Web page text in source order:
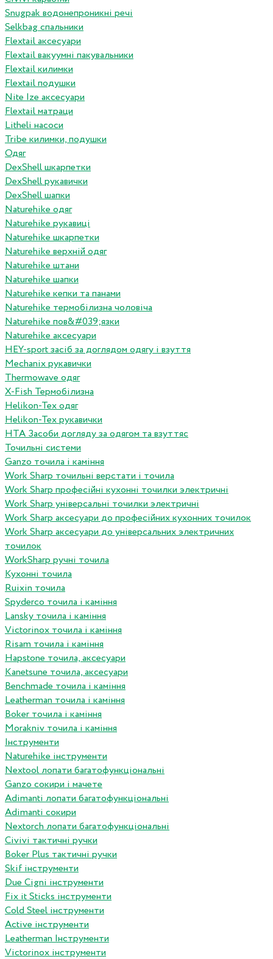
Snugpak водонепроникні речі
Selkbag спальники
Flextail аксесуари
Flextail вакуумні пакувальники
Flextail килимки
Flextail подушки
Nite Ize аксесуари
Flextail матраци
Litheli насоси
Tribe килимки, подушки
Одяг
DexShell шкарпетки
DexShell рукавички
DexShell шапки
Naturehike одяг
Naturehike рукавиці
Naturehike шкарпетки
Naturehike верхній одяг
Naturehike штани
Naturehike шапки
Naturehike кепки та панами
Naturehike термобілизна чоловіча
Naturehike пов&#039;язки
Naturehike аксесуари
HEY-sport засіб за доглядом одягу і взуття
Mechanix рукавички
Thermowave одяг
X-Fish Термобілизна
Helikon-Tex одяг
Helikon-Tex рукавички
HTA Засоби догляду за одягом та взуттяс
Точильні системи
Ganzo точила і каміння
Work Sharp точильні верстати і точила
Work Sharp професiйнi кухоннi точилки электричнi
Work Sharp унiверсальнi точилки электричнi
Work Sharp аксесуари до професiйних кухонних точилок
Work Sharp аксесуари до унiверсальних электричних
точилок
WorkSharp ручні точила
Кухонні точила
Ruixin точила
Spyderco точила і каміння
Lansky точила і каміння
Victorinox точила і каміння
Risam точила і каміння
Hapstone точила, аксесуари
Kanetsune точила, аксесуари
Benchmade точила і каміння
Leatherman точила і каміння
Boker точила і каміння
Morakniv точила і каміння
Інструменти
Naturehike інструменти
Nextool лопати багатофункціональні
Ganzo сокири і мачете
Adimanti лопати багатофункціональні
Adimanti сокири
Nextorch лопати багатофункціональні
Сivivi тактичні ручки
Boker Plus тактичні ручки
Skif інструменти
Due Cigni інструменти
Fix it Sticks інструменти
Сold Steel інструменти
Active інструменти
Leatherman Інструменти
Victorinox інструменти